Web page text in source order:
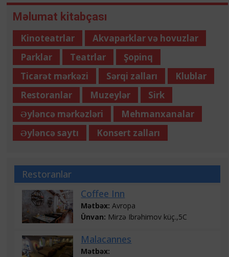
Məlumat kitabçası
Kinoteatrlar
Akvaparklar və hovuzlar
Parklar
Teatrlar
Şopinq
Ticarət mərkəzi
Sərqi zalları
Klublar
Restoranlar
Muzeylər
Sirk
Əyləncə mərkəzləri
Mehmanxanalar
Əyləncə saytı
Konsert zalları
Restoranlar
Coffee Inn
Mətbəx: Avropa
Ünvan: Mirzə Ibrəhimov küç.,5C
Malacannes
Mətbəx: